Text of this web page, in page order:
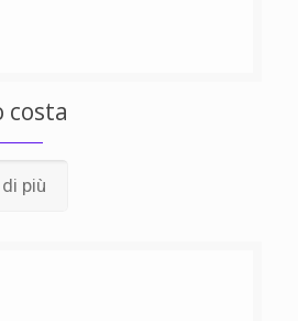
costa
più